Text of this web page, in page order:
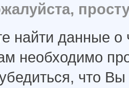
найти данные
необходимо
что